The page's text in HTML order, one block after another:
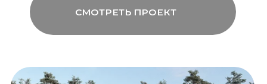
модульный банный комплекс